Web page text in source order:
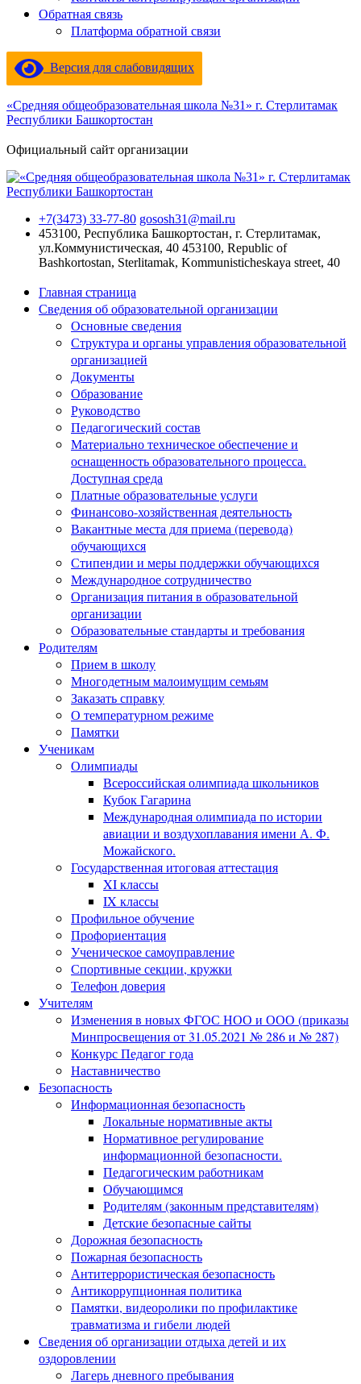
Обратная связь
Платформа обратной связи
Версия для слабовидящих
«Средняя общеобразовательная школа №31» г. Стерлитамак
Республики Башкортостан
Официальный сайт организации
+7(3473) 33-77-80 gososh31@mail.ru
453100, Республика Башкортостан, г. Стерлитамак,
ул.Коммунистическая, 40 453100, Republic of
Bashkortostan, Sterlitamak, Kommunisticheskaya street, 40
Главная страница
Сведения об образовательной организации
Основные сведения
Структура и органы управления образовательной
организацией
Документы
Образование
Руководство
Педагогический состав
Материально техническое обеспечение и
оснащенность образовательного процесса.
Доступная среда
Платные образовательные услуги
Финансово-хозяйственная деятельность
Вакантные места для приема (перевода)
обучающихся
Стипендии и меры поддержки обучающихся
Международное сотрудничество
Организация питания в образовательной
организации
Образовательные стандарты и требования
Родителям
Прием в школу
Многодетным малоимущим семьям
Заказать справку
О температурном режиме
Памятки
Ученикам
Олимпиады
Всероссийская олимпиада школьников
Кубок Гагарина
Международная олимпиада по истории
авиации и воздухоплавания имени А. Ф.
Можайского.
Государственная итоговая аттестация
XI классы
IX классы
Профильное обучение
Профориентация
Ученическое самоуправление
Спортивные секции, кружки
Телефон доверия
Учителям
Изменения в новых ФГОС НОО и ООО (приказы
Минпросвещения от 31.05.2021 № 286 и № 287)
Конкурс Педагог года
Наставничество
Безопасность
Информационная безопасность
Локальные нормативные акты
Нормативное регулирование
информационной безопасности.
Педагогическим работникам
Обучающимся
Родителям (законным представителям)
Детские безопасные сайты
Дорожная безопасность
Пожарная безопасность
Антитеррористическая безопасность
Антикоррупционная политика
Памятки, видеоролики по профилактике
травматизма и гибели людей
Сведения об организации отдыха детей и их
оздоровлении
Лагерь дневного пребывания